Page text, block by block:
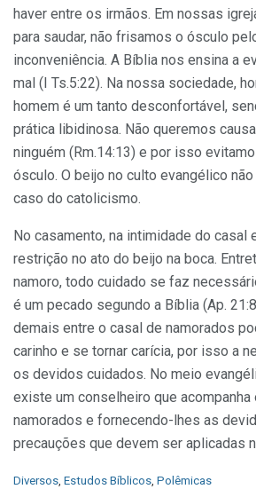
haver entre os irmãos. Em nossas
para saudar, não frisamos o ósculo
inconveniência. A Bíblia nos ensina a
mal (I Ts.5:22). Na nossa sociedade,
homem é um tanto desconfortável,
prática libidinosa. Não queremos
ninguém (Rm.14:13) e por isso
ósculo. O beijo no culto evangélico
caso do catolicismo.
No casamento, na intimidade do casal
restrição no ato do beijo na boca.
namoro, todo cuidado se faz
é um pecado segundo a Bíblia (Ap.
demais entre o casal de namorados
carinho e se tornar carícia, por isso a
os devidos cuidados. No meio
existe um conselheiro que acompanha
namorados e fornecendo-lhes as
precauções que devem ser aplicadas
C
Diversos Estudos Bíblicos Polêmicas